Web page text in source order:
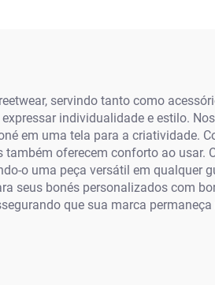
servindo tanto como
individualidade e estilo.
em uma tela para a criatividade.
oferecem conforto ao usar.
o uma peça versátil em qualquer
seus bonés personalizados com
que sua marca